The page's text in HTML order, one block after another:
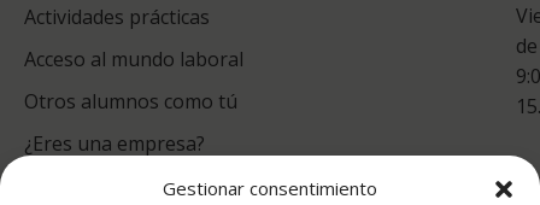
Gestionar consentimiento
Actividades prácticas
Acceso al mundo laboral
Otros alumnos como tú
¿Eres una empresa?
de